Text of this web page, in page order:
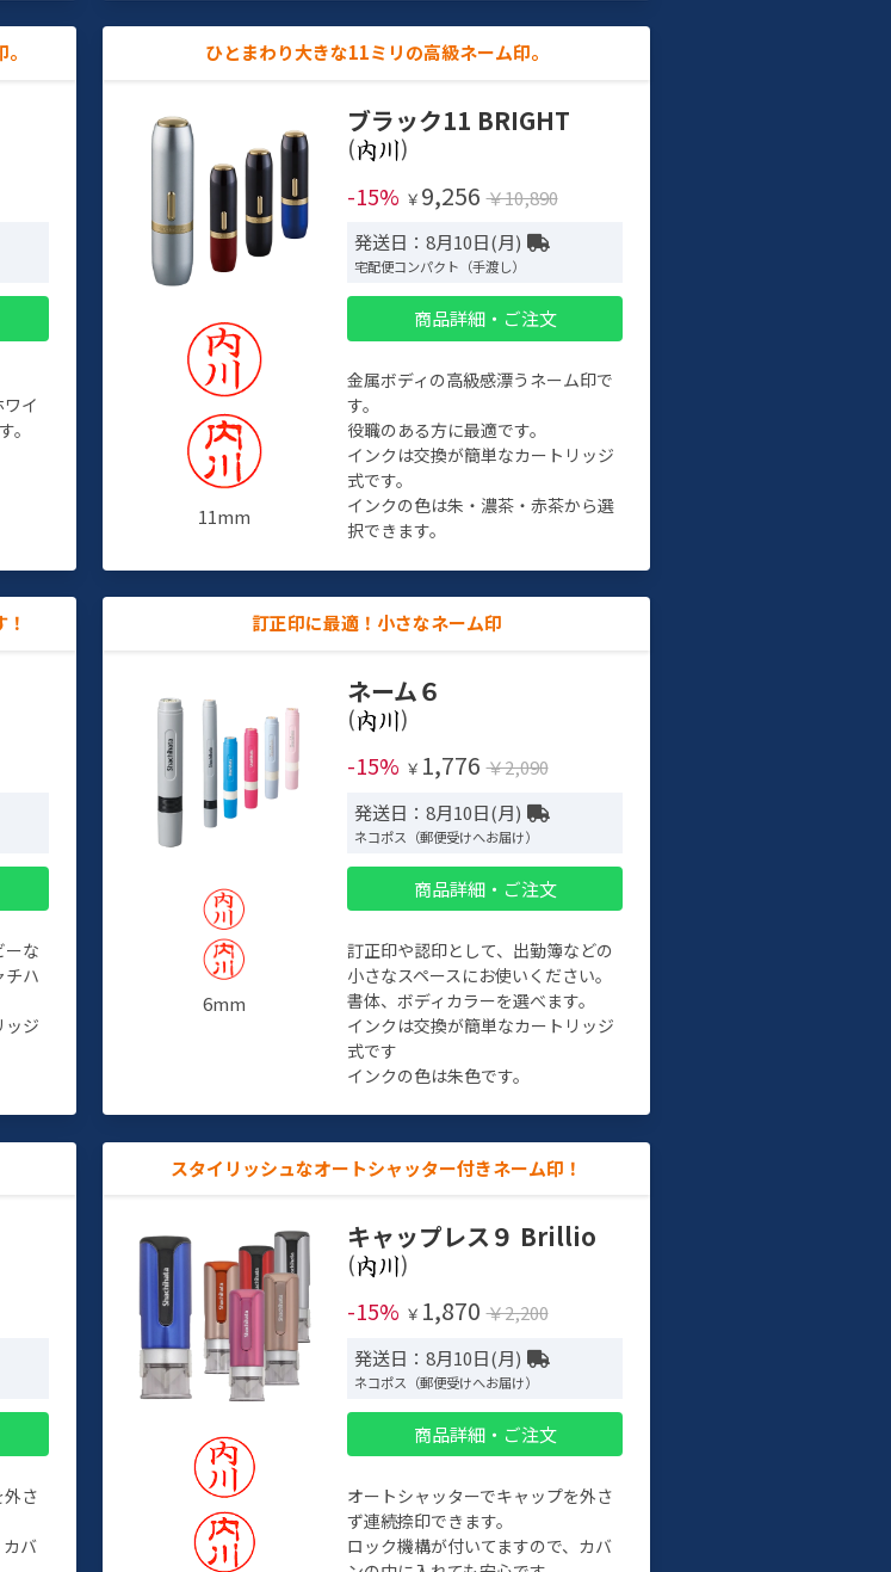
イ
。
ひとまわり大きな11ミリの高級ネーム印。
11mm
ブラック11 BRIGHT
(
)
-15% ￥ 9,256 ￥10,890
発送日：8月10日(月)
宅配便コンパクト（手渡し）
商品詳細・ご注文
金属ボディの高級感漂うネーム印で
す。
役職のある方に最適です。
インクは交換が簡単なカートリッジ
式です。
インクの色は朱・濃茶・赤茶から選
択できます。
ーな
チハ
ッジ
訂正印に最適！小さなネーム印
6mm
ネーム６
(
)
-15% ￥ 1,776 ￥2,090
発送日：8月10日(月)
ネコポス（郵便受けへお届け）
商品詳細・ご注文
訂正印や認印として、出勤簿などの
小さなスペースにお使いください。
書体、ボディカラーを選べます。
インクは交換が簡単なカートリッジ
式です
インクの色は朱色です。
さ
バ
スタイリッシュなオートシャッター付きネーム印！
キャップレス９ Brillio
(
)
-15% ￥ 1,870 ￥2,200
発送日：8月10日(月)
ネコポス（郵便受けへお届け）
商品詳細・ご注文
オートシャッターでキャップを外さ
ず連続捺印できます。
ロック機構が付いてますので、カバ